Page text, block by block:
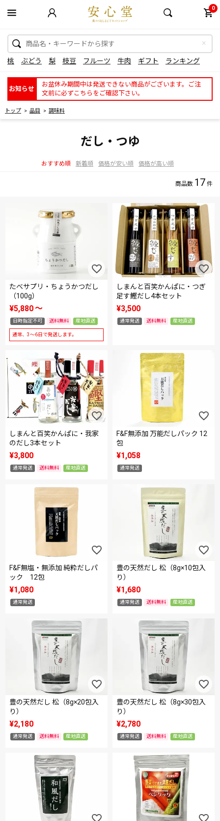
0
桃 ぶどう 梨 枝豆 フルーツ 牛肉 ギフト ランキング
お知らせ
お盆休み期間中は発送できない商品がございます。ご注
文前に必ずこちらをご確認下さい。
トップ 品目 調味料
だし・つゆ
おすすめ順 新着順 価格が安い順 価格が高い順
17
たべサプリ・ちょうかつだし
（100g）
¥5,880〜
日時指定不可 送料無料 産地直送
通常、3～6日で発送します。
しまんと百笑かんぱに・つぎ
足す鰹だし4本セット
¥3,500
通常発送 送料無料 産地直送
しまんと百笑かんぱに・我家
のだし3本セット
¥3,800
通常発送 送料無料 産地直送
F&F無添加 万能だしパック 12
包
¥1,058
通常発送
F&F無塩・無添加 純粋だしパ
ック 12包
¥1,080
通常発送
豊の天然だし 松（8g×10包入
り）
¥1,680
通常発送 送料無料 産地直送
豊の天然だし 松（8g×20包入
り）
¥2,180
通常発送 送料無料 産地直送
豊の天然だし 松（8g×30包入
り）
¥2,780
通常発送 送料無料 産地直送